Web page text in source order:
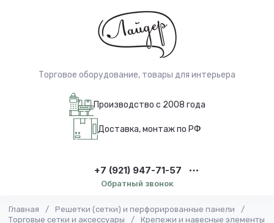
Торговое оборудование, товары для интерьера
Производство с 2008 года
Доставка, монтаж по РФ
+7 (921) 947-71-57
Обратный звонок
Главная / Решетки (сетки) и перфорированные панели
/
Торговые сетки и аксессуары
/
Крепежи и навесные элементы